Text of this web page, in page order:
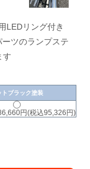
LEDリング付き
ツのランプステ
す
トブラック塗装
円(税込95,326円)